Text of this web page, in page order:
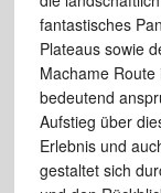
fantastisches
Plateaus sowie
Machame
bedeutend
Aufstieg über
Erlebnis und
gestaltet sich